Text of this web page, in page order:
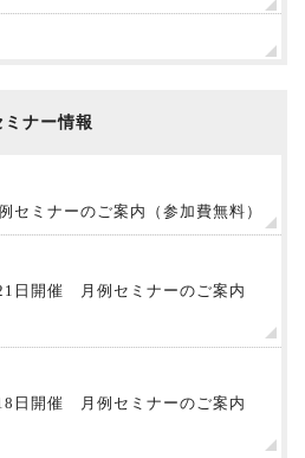
ミナー情報
ミナーのご案内（参加費無料）
日開催 月例セミナーのご案内
日開催 月例セミナーのご案内